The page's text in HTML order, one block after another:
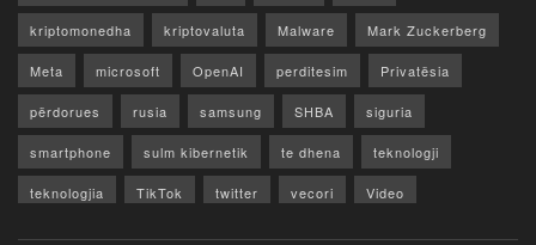
kriptomonedha kriptovaluta Malware Mark Zuckerberg
Meta microsoft OpenAI perditesim Privatësia
përdorues rusia samsung SHBA siguria
smartphone sulm kibernetik te dhena teknologji
teknologjia TikTok twitter vecori Video